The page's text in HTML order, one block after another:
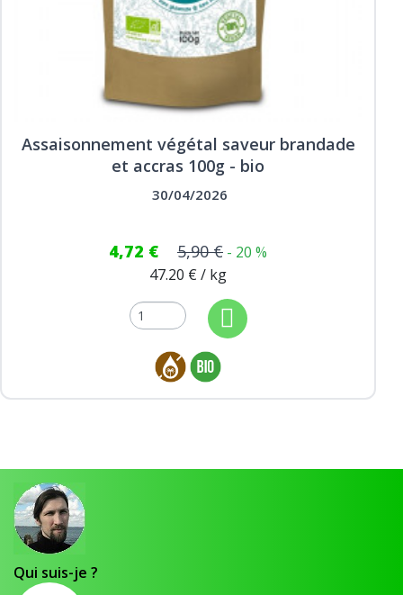
Assaisonnement végétal saveur brandade
et accras 100g - bio
30/04/2026
4,72 € 5,90 € - 20 %
47.20 € / kg
Qui suis-je ?